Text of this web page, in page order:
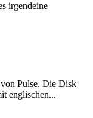
irgendeine
Pulse. Die Disk
englischen...